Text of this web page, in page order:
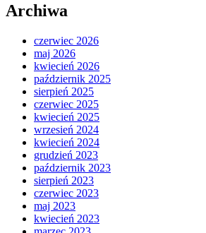
Archiwa
czerwiec 2026
maj 2026
kwiecień 2026
październik 2025
sierpień 2025
czerwiec 2025
kwiecień 2025
wrzesień 2024
kwiecień 2024
grudzień 2023
październik 2023
sierpień 2023
czerwiec 2023
maj 2023
kwiecień 2023